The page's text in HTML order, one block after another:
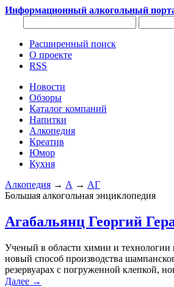
Информационный алкогольный
Расширенный поиск
О проекте
RSS
Новости
Обзоры
Каталог компаний
Напитки
Алкопедия
Креатив
Юмор
Кухня
Алкопедия → А → АГ
Большая алкогольная энциклопедия
Агабальянц Георгий
Ученый в области химии и технологии
новый способ производства
резервуарах с погруженной клепкой,
Далее →